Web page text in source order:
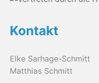
Kontakt
Elke Sarhage-Schmitt
Matthias Schmitt